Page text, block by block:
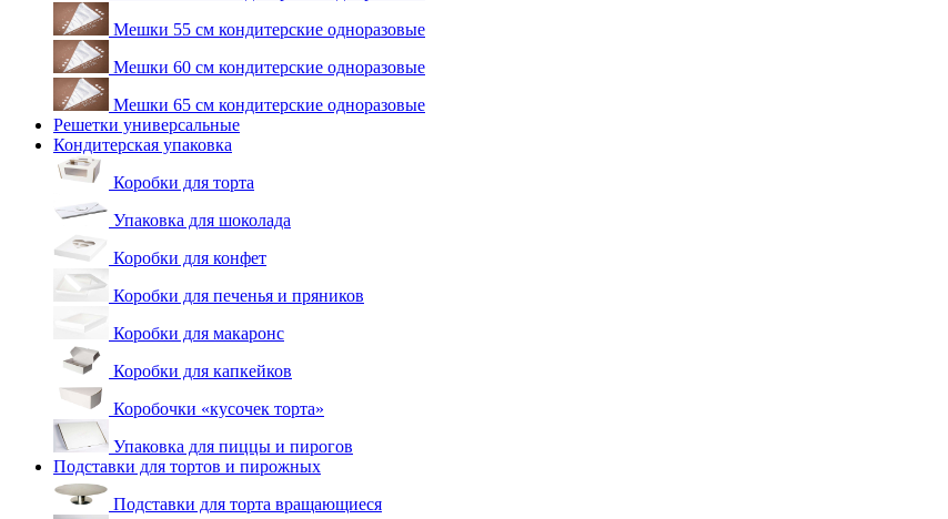
Мешки 55 см кондитерские одноразовые
Мешки 60 см кондитерские одноразовые
Мешки 65 см кондитерские одноразовые
Решетки универсальные
Кондитерская упаковка
Коробки для торта
Упаковка для шоколада
Коробки для конфет
Коробки для печенья и пряников
Коробки для макаронс
Коробки для капкейков
Коробочки «кусочек торта»
Упаковка для пиццы и пирогов
Подставки для тортов и пирожных
Подставки для торта вращающиеся